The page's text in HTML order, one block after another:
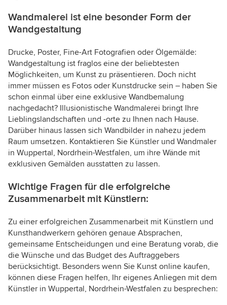
Wandmalerei ist eine besonder Form der
Wandgestaltung
Drucke, Poster, Fine-Art Fotografien oder Ölgemälde:
Wandgestaltung ist fraglos eine der beliebtesten
Möglichkeiten, um Kunst zu präsentieren. Doch nicht
immer müssen es Fotos oder Kunstdrucke sein – haben Sie
schon einmal über eine exklusive Wandbemalung
nachgedacht? Illusionistische Wandmalerei bringt Ihre
Lieblingslandschaften und -orte zu Ihnen nach Hause.
Darüber hinaus lassen sich Wandbilder in nahezu jedem
Raum umsetzen. Kontaktieren Sie Künstler und Wandmaler
in Wuppertal, Nordrhein-Westfalen, um ihre Wände mit
exklusiven Gemälden ausstatten zu lassen.
Wichtige Fragen für die erfolgreiche
Zusammenarbeit mit Künstlern:
Zu einer erfolgreichen Zusammenarbeit mit Künstlern und
Kunsthandwerkern gehören genaue Absprachen,
gemeinsame Entscheidungen und eine Beratung vorab, die
die Wünsche und das Budget des Auftraggebers
berücksichtigt. Besonders wenn Sie Kunst online kaufen,
können diese Fragen helfen, Ihr eigenes Anliegen mit dem
Künstler in Wuppertal, Nordrhein-Westfalen zu besprechen: